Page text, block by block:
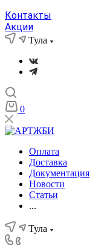
Контакты
Акции
Тула
0
Оплата
Доставка
Документация
Новости
Статьи
...
Тула